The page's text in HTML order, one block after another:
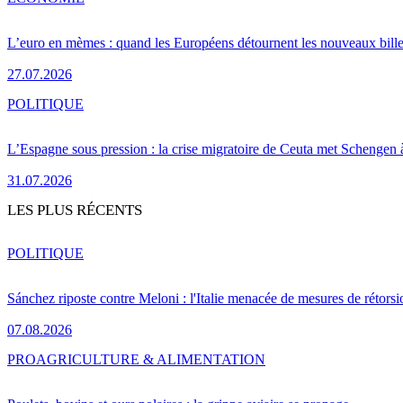
L’euro en mèmes : quand les Européens détournent les nouveaux
27.07.2026
L’Espagne sous pression : la crise migratoire de Ceuta met Schengen
31.07.2026
POLITIQUE
LES PLUS RÉCENTS
Sánchez riposte contre Meloni : l'Italie menacée de mesures de
07.08.2026
POLITIQUE
PROAGRICULTURE & ALIMENTATION